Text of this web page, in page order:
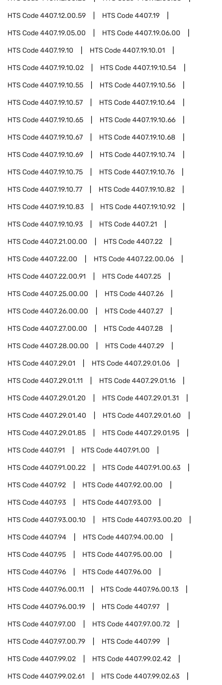
HTS Code4407.12.00.59 HTS Code4407.19
HTS Code4407.19.05.00 HTS Code4407.19.06.00
HTS Code4407.19.10 HTS Code4407.19.10.01
HTS Code4407.19.10.02 HTS Code4407.19.10.54
HTS Code4407.19.10.55 HTS Code4407.19.10.56
HTS Code4407.19.10.57 HTS Code4407.19.10.64
HTS Code4407.19.10.65 HTS Code4407.19.10.66
HTS Code4407.19.10.67 HTS Code4407.19.10.68
HTS Code4407.19.10.69 HTS Code4407.19.10.74
HTS Code4407.19.10.75 HTS Code4407.19.10.76
HTS Code4407.19.10.77 HTS Code4407.19.10.82
HTS Code4407.19.10.83 HTS Code4407.19.10.92
HTS Code4407.19.10.93 HTS Code4407.21
HTS Code4407.21.00.00 HTS Code4407.22
HTS Code4407.22.00 HTS Code4407.22.00.06
HTS Code4407.22.00.91 HTS Code4407.25
HTS Code4407.25.00.00 HTS Code4407.26
HTS Code4407.26.00.00 HTS Code4407.27
HTS Code4407.27.00.00 HTS Code4407.28
HTS Code4407.28.00.00 HTS Code4407.29
HTS Code4407.29.01 HTS Code4407.29.01.06
HTS Code4407.29.01.11 HTS Code4407.29.01.16
HTS Code4407.29.01.20 HTS Code4407.29.01.31
HTS Code4407.29.01.40 HTS Code4407.29.01.60
HTS Code4407.29.01.85 HTS Code4407.29.01.95
HTS Code4407.91 HTS Code4407.91.00
HTS Code4407.91.00.22 HTS Code4407.91.00.63
HTS Code4407.92 HTS Code4407.92.00.00
HTS Code4407.93 HTS Code4407.93.00
HTS Code4407.93.00.10 HTS Code4407.93.00.20
HTS Code4407.94 HTS Code4407.94.00.00
HTS Code4407.95 HTS Code4407.95.00.00
HTS Code4407.96 HTS Code4407.96.00
HTS Code4407.96.00.11 HTS Code4407.96.00.13
HTS Code4407.96.00.19 HTS Code4407.97
HTS Code4407.97.00 HTS Code4407.97.00.72
HTS Code4407.97.00.79 HTS Code4407.99
HTS Code4407.99.02 HTS Code4407.99.02.42
HTS Code4407.99.02.61 HTS Code4407.99.02.63